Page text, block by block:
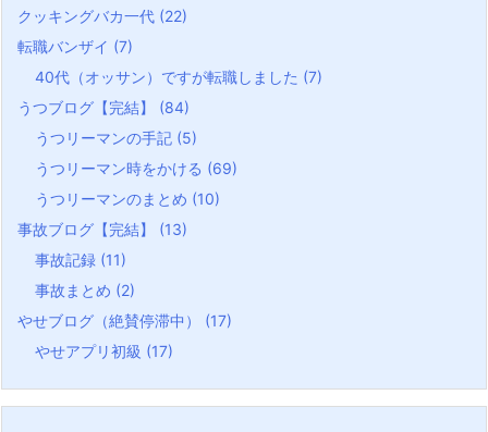
クッキングバカ一代 (22)
転職バンザイ (7)
40代（オッサン）ですが転職しました (7)
うつブログ【完結】 (84)
うつリーマンの手記 (5)
うつリーマン時をかける (69)
うつリーマンのまとめ (10)
事故ブログ【完結】 (13)
事故記録 (11)
事故まとめ (2)
やせブログ（絶賛停滞中） (17)
やせアプリ初級 (17)